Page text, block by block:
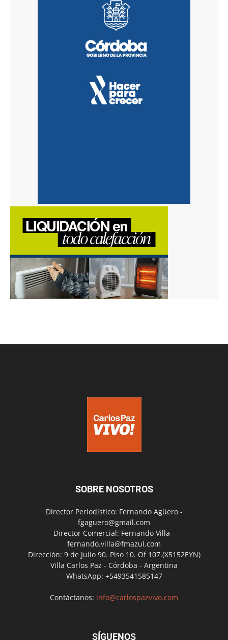
SOBRE NOSOTROS
Director Periodístico: Fernando Agüero -
fgaguero@gmail.com
Director Comercial: Fernando Villa -
fernando.villa@fmazul.com
Dirección: 9 de Julio 90. Piso 10. Of 107.(X5152EYN)
Villa Carlos Paz - Córdoba - Argentina
WhatsApp: +5493541585147
Contáctanos: info@carlospazvivo.com
SÍGUENOS